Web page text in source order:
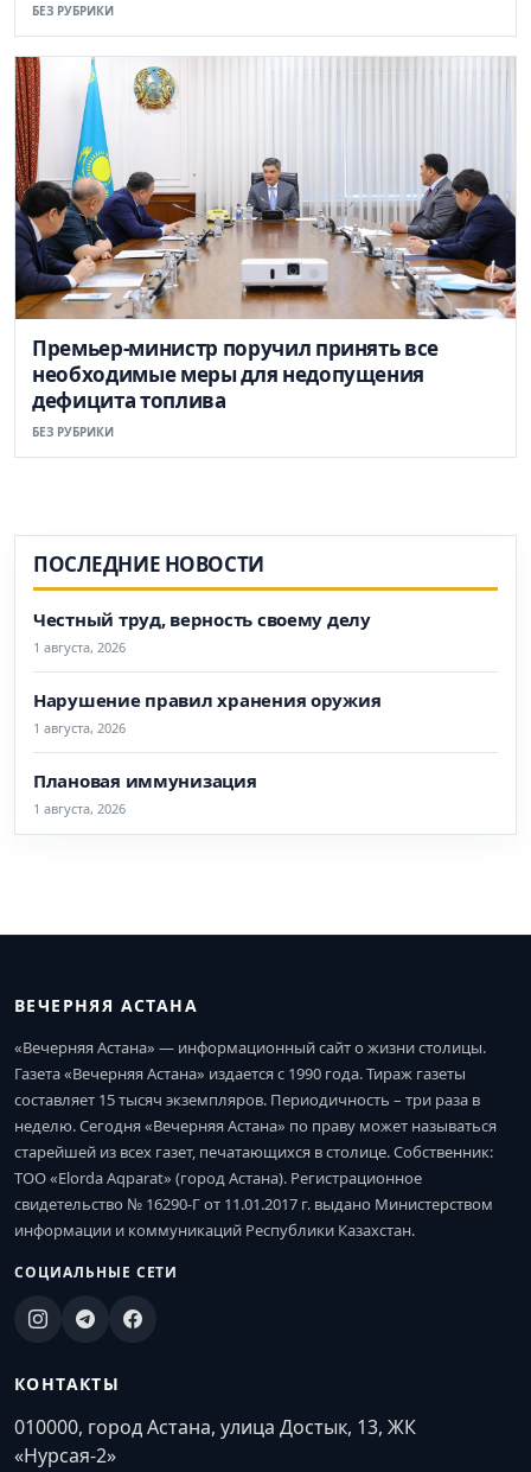
БЕЗ РУБРИКИ
Премьер-министр поручил принять все
необходимые меры для недопущения
дефицита топлива
БЕЗ РУБРИКИ
ПОСЛЕДНИЕ НОВОСТИ
Честный труд, верность своему делу
1 августа, 2026
Нарушение правил хранения оружия
1 августа, 2026
Плановая иммунизация
1 августа, 2026
ВЕЧЕРНЯЯ АСТАНА
«Вечерняя Астана» — информационный сайт о жизни столицы.
Газета «Вечерняя Астана» издается с 1990 года. Тираж газеты
составляет 15 тысяч экземпляров. Периодичность – три раза в
неделю. Сегодня «Вечерняя Астана» по праву может называться
старейшей из всех газет, печатающихся в столице. Собственник:
ТОО «Elorda Aqparat» (город Астана). Регистрационное
свидетельство № 16290-Г от 11.01.2017 г. выдано Министерством
информации и коммуникаций Республики Казахстан.
СОЦИАЛЬНЫЕ СЕТИ
КОНТАКТЫ
010000, город Астана, улица Достык, 13, ЖК
«Нурсая-2»